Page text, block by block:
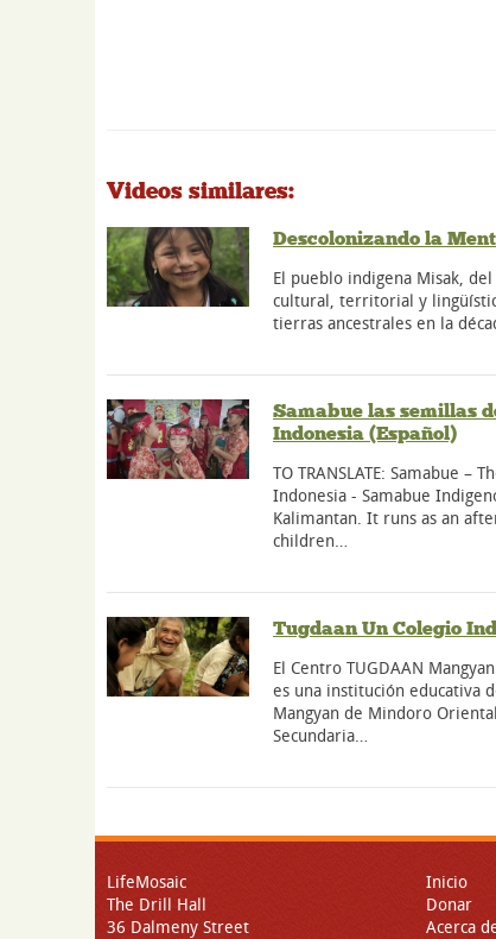
Videos similares:
Descolonizando la
El pueblo indigena Misak,
cultural, territorial y
tierras ancestrales en la
Samabue las semillas
Indonesia (Español)
TO TRANSLATE: Samabue –
Indonesia - Samabue
Kalimantan. It runs as an
children…
Tugdaan Un Colegio
El Centro TUGDAAN
es una institución educativa
Mangyan de Mindoro
Secundaria…
LifeMosaic
The Drill Hall
36 Dalmeny Street
Inicio
Donar
Acerca